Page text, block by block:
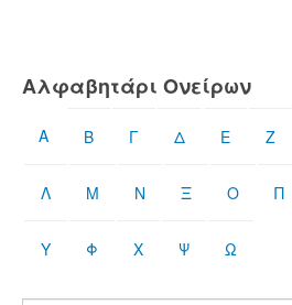
Αλφαβητάρι Ονείρων
Α Β Γ Δ Ε Ζ
Λ Μ Ν Ξ Ο Π
Υ Φ Χ Ψ Ω